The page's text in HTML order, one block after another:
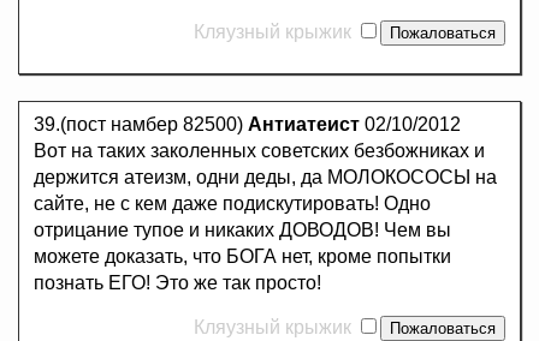
Кляузный крыжик
39.(пост намбер 82500) Антиатеист 02/10/2012
Вот на таких заколенных советских безбожниках и
держится атеизм, одни деды, да МОЛОКОСОСЫ на
сайте, не с кем даже подискутировать! Одно
отрицание тупое и никаких ДОВОДОВ! Чем вы
можете доказать, что БОГА нет, кроме попытки
познать ЕГО! Это же так просто!
Кляузный крыжик